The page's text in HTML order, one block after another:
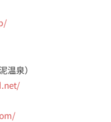
温泉）